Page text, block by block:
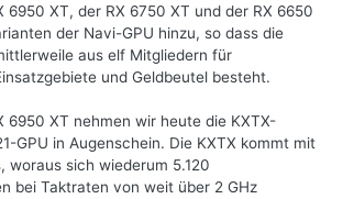
6950 XT, der RX 6750 XT und der RX 6650
der Navi-GPU hinzu, so dass die
aus elf Mitgliedern für
und Geldbeutel besteht.
6950 XT nehmen wir heute die KXTX-
GPU in Augenschein. Die KXTX kommt mit
woraus sich wiederum 5.120
bei Taktraten von weit über 2 GHz